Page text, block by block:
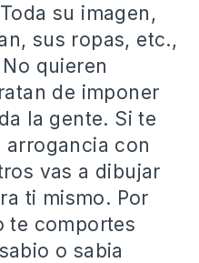
su imagen,
sus ropas, etc.,
quieren
de imponer
la gente. Si te
con
vas a dibujar
ti mismo. Por
te comportes
o sabia